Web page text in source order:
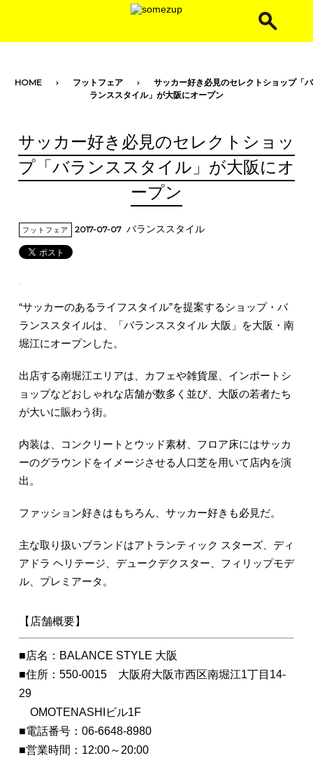
HOME フットフェア
サッカー好き必見のセレクトショップ「バ
ランススタイル」が大阪にオープン
サッカー好き必見のセレクトショッ
プ「バランススタイル」が大阪にオ
ープン
フットフェア 2017-07-07 バランススタイル
“サッカーのあるライフスタイル”を提案するショップ・バ
ランススタイルは、「バランススタイル 大阪」を大阪・南
堀江にオープンした。
出店する南堀江エリアは、カフェや雑貨屋、インポートシ
ョップなどおしゃれな店舗が数多く並び、大阪の若者たち
が大いに賑わう街。
内装は、コンクリートとウッド素材、フロア床にはサッカ
ーのグラウンドをイメージさせる人口芝を用いて店内を演
出。
ファッション好きはもちろん、サッカー好きも必見だ。
主な取り扱いブランドはアトランティック スターズ、ディ
アドラ ヘリテージ、デュークデクスター、フィリップモデ
ル、プレミアータ。
【店舗概要】
■店名：BALANCE STYLE 大阪
■住所：550-0015 大阪府大阪市西区南堀江1丁目14-
29
OMOTENASHIビル1F
■電話番号：06-6648-8980
■営業時間：12:00～20:00